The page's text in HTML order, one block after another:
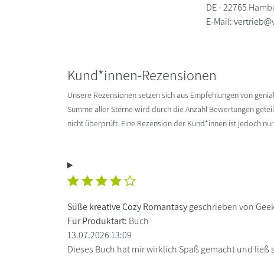
DE - 22765
E-Mail:
Kund*innen-Rezensionen
Unsere Rezensionen setzen sich aus Empfehlungen von
Summe aller Sterne wird durch die Anzahl Bewertungen
nicht überprüft. Eine Rezension der Kund*innen ist jedoch
Süße kreative Cozy Romantasygeschrieben von
Für Produktart: Buch
13.07.2026 13:09
Dieses Buch hat mir wirklich Spaß gemacht und ließ